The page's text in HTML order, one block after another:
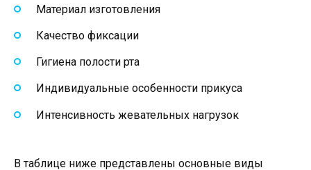
Материал изготовления
Качество фиксации
Гигиена полости рта
Индивидуальные особенности прикуса
Интенсивность жевательных нагрузок
В таблице ниже представлены основные виды